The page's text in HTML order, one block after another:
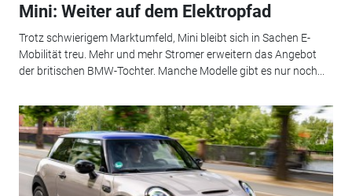
Mini: Weiter auf dem Elektropfad
Trotz schwierigem Marktumfeld, Mini bleibt sich in Sachen E-
Mobilität treu. Mehr und mehr Stromer erweitern das Angebot
der britischen BMW-Tochter. Manche Modelle gibt es nur noch...